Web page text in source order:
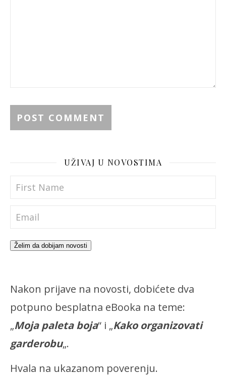
UŽIVAJ U NOVOSTIMA
Želim da dobijam novosti
Nakon prijave na novosti, dobićete dva
potpuno besplatna eBooka na teme:
„Moja paleta boja“ i „Kako organizovati
garderobu„.
Hvala na ukazanom poverenju.